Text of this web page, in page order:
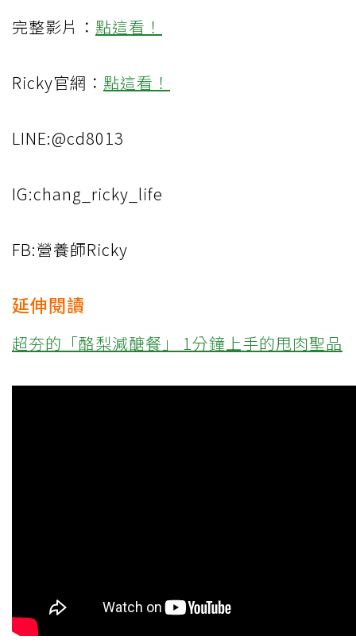
完整影片： 點這看！
Ricky官網： 點這看！
LINE:@cd8013
IG:chang_ricky_life
FB:營養師Ricky
延伸閱讀
超夯的「酪梨減醣餐」 1分鐘上手的甩肉聖品